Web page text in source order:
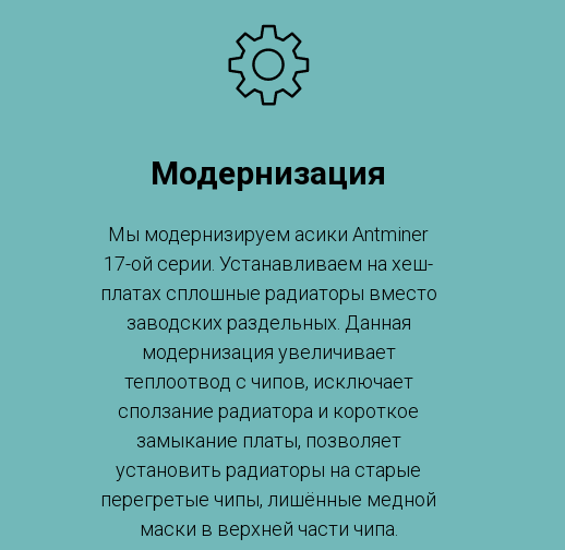
Модернизация
Мы модернизируем асики Antminer
17-ой серии. Устанавливаем на хеш-
платах сплошные радиаторы вместо
заводских раздельных. Данная
модернизация увеличивает
теплоотвод с чипов, исключает
сползание радиатора и короткое
замыкание платы, позволяет
установить радиаторы на старые
перегретые чипы, лишённые медной
маски в верхней части чипа.